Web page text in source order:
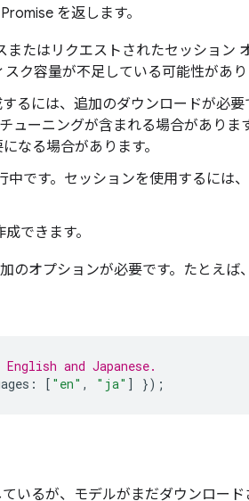
を返します。
またはリクエストされたセッション
ク容量が不足している可能性があり
るには、追加のダウンロードが必
ューニングが含まれる場合があります
なる場合があります。
中です。セッションを使用するには
できます。
のオプションが必要です。たとえば、
and Japanese.
: [ "en" , "ja" ] });
いるが、モデルがまだダウンロー